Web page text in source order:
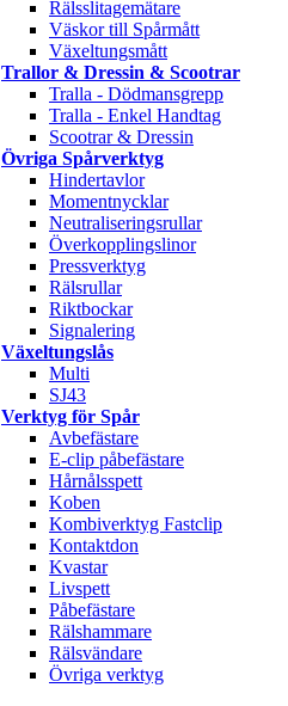
Rälsslitagemätare
Väskor till Spårmått
Växeltungsmått
Trallor & Dressin & Scootrar
Tralla - Dödmansgrepp
Tralla - Enkel Handtag
Scootrar & Dressin
Övriga Spårverktyg
Hindertavlor
Momentnycklar
Neutraliseringsrullar
Överkopplingslinor
Pressverktyg
Rälsrullar
Riktbockar
Signalering
Växeltungslås
Multi
SJ43
Verktyg för Spår
Avbefästare
E-clip påbefästare
Hårnålsspett
Koben
Kombiverktyg Fastclip
Kontaktdon
Kvastar
Livspett
Påbefästare
Rälshammare
Rälsvändare
Övriga verktyg